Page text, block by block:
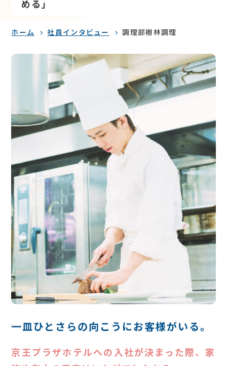
める」
ホーム 社員インタビュー 調理部樹林調理
一皿ひとさらの向こうにお客様がいる。
Q
京王プラザホテルへの入社が決まった際、家